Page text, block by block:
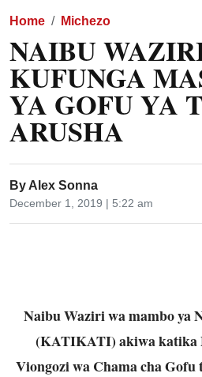
Home Michezo
NAIBU
KUFUNGA
YA GOFU YA
ARUSHA
By Alex Sonna
December 1, 2019 | 5:22 am
Naibu Waziri wa mambo ya
(KATIKATI) akiwa katika
Viongozi wa Chama cha